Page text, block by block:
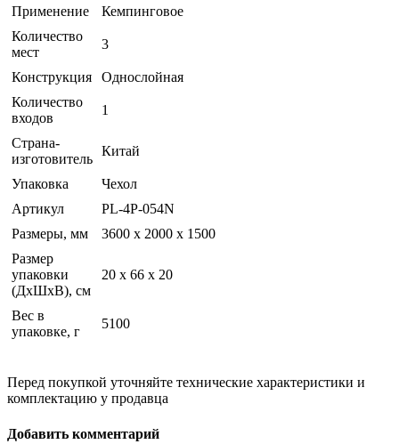
Применение
Кемпинговое
Количество
мест
3
Конструкция
Однослойная
Количество
входов
1
Страна-
изготовитель
Китай
Упаковка
Чехол
Артикул
PL-4P-054N
Размеры, мм
3600 х 2000 х 1500
Размер
упаковки
(ДхШхВ), см
20 x 66 x 20
Вес в
упаковке, г
5100
Перед покупкой уточняйте технические характеристики и
комплектацию у продавца
Добавить комментарий